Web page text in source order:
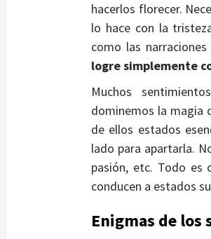
hacerlos florecer.
lo hace con la
como las
logre simplemente
Muchos
dominemos la magia
de ellos estados
lado para apartarla.
pasión, etc. Todo es
conducen a estados
Enigmas de